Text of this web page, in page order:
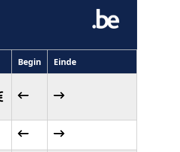
Begin Einde